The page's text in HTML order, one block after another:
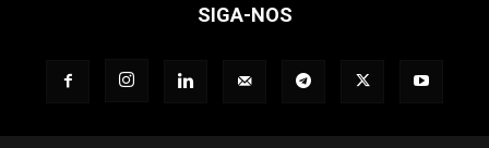
SIGA-NOS